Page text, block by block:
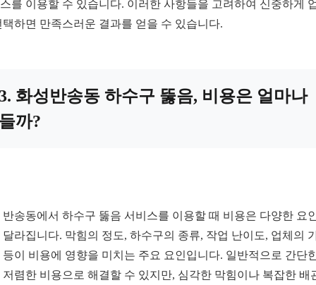
를 이용할 수 있습니다. 이러한 사항들을 고려하여 신중하게
택하면 만족스러운 결과를 얻을 수 있습니다.
화성반송동 하수구 뚫음, 비용은 얼마나
까?
반송동에서 하수구 뚫음 서비스를 이용할 때 비용은 다양한 요
달라집니다. 막힘의 정도, 하수구의 종류, 작업 난이도, 업체의
등이 비용에 영향을 미치는 주요 요인입니다. 일반적으로 간단
저렴한 비용으로 해결할 수 있지만, 심각한 막힘이나 복잡한 배